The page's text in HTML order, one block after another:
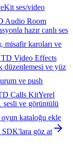
ses/video
Audio Room
hazır canlı ses
misafir karoları ve
Video Effects
düzenlemesi ve yüz
ve push
Calls KitYerel
sesli ve görüntülü
kataloğu ekle
SDK'lara göz at